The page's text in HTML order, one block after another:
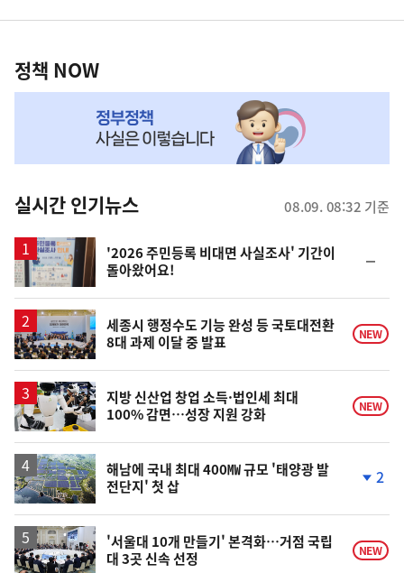
영
책
NOW,
뉴
스
정책 NOW
실시간 인기뉴스 08.09. 08:32 기준
'2026 주민등록 비대면 사실조사' 기간이
돌아왔어요!
일
세종시 행정수도 기능 완성 등 국토대전환
8대 과제 이달 중 발표
NEW
지방 신산업 창업 소득·법인세 최대
100% 감면…성장 지원 강화
NEW
해남에 국내 최대 400㎿ 규모 '태양광 발
전단지' 첫 삽
하
락
2
'서울대 10개 만들기' 본격화…거점 국립
대 3곳 신속 선정
NEW